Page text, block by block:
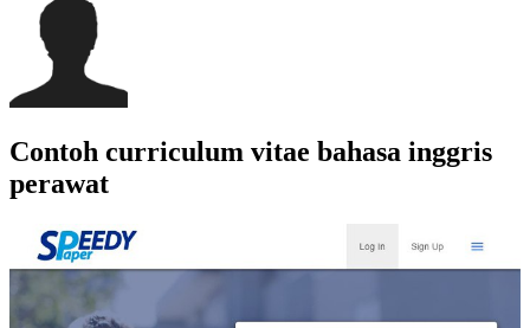
Contoh curriculum vitae bahasa inggris
perawat